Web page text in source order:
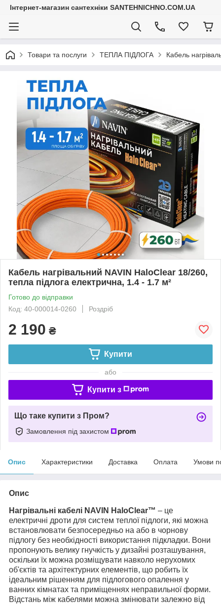
Інтернет-магазин сантехніки SANTEHNICHNO.COM.UA
Товари та послуги ТЕПЛА ПІДЛОГА Кабель
Кабель нагрівальний NAVIN HaloClear 18/260,
тепла підлога електрична, 1.4 - 1.7 м²
Готово до відправки
Код: 40-000014-0260
Роздріб
2 190 ₴
Купити
або
Купити з
Що таке купити з Пром?
Замовлення під захистом
Опис Характеристики Доставка Оплата Умови
Опис
Нагрівальні кабелі NAVIN HaloClear™ – це
електричні дроти для систем теплої підлоги, які можна
встановлювати безпосередньо на або в чорнову
підлогу без необхідності використання підкладки. Вони
пропонують велику гнучкість у дизайні розташування,
оскільки їх можна розміщувати навколо нерухомих
об'єктів та архітектурних елементів, що робить їх
ідеальним рішенням для підлогового опалення у
ванних кімнатах та приміщеннях неправильної форми.
Відстань між кабелями можна змінювати залежно від